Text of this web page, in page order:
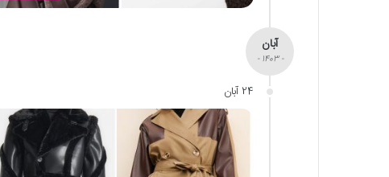
آبان
- 1403 -
24 آبان